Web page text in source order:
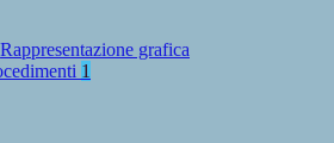
Rappresentazione grafica
1